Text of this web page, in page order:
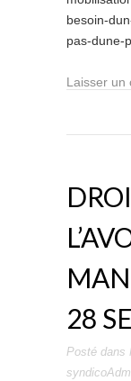
besoin-
pas-dune-
Laisser un
28
Posté dans